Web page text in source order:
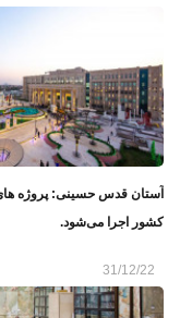
آستان قدس حسینی: پروژه
کشور اجرا می‌شود.
31/12/22